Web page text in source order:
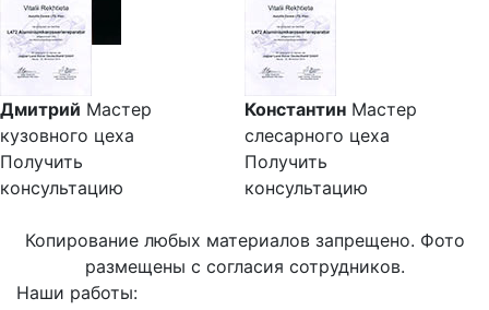
Дмитрий Мастер
кузовного цеха
Получить
консультацию
Константин Мастер
слесарного цеха
Получить
консультацию
Копирование любых материалов запрещено. Фото
размещены с согласия сотрудников.
Наши работы: